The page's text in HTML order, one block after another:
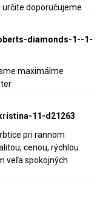
určite doporučujeme
diamonds-1--1-
maximálme
11-d21263
pri rannom
cenou, rýchlou
veľa spokojných